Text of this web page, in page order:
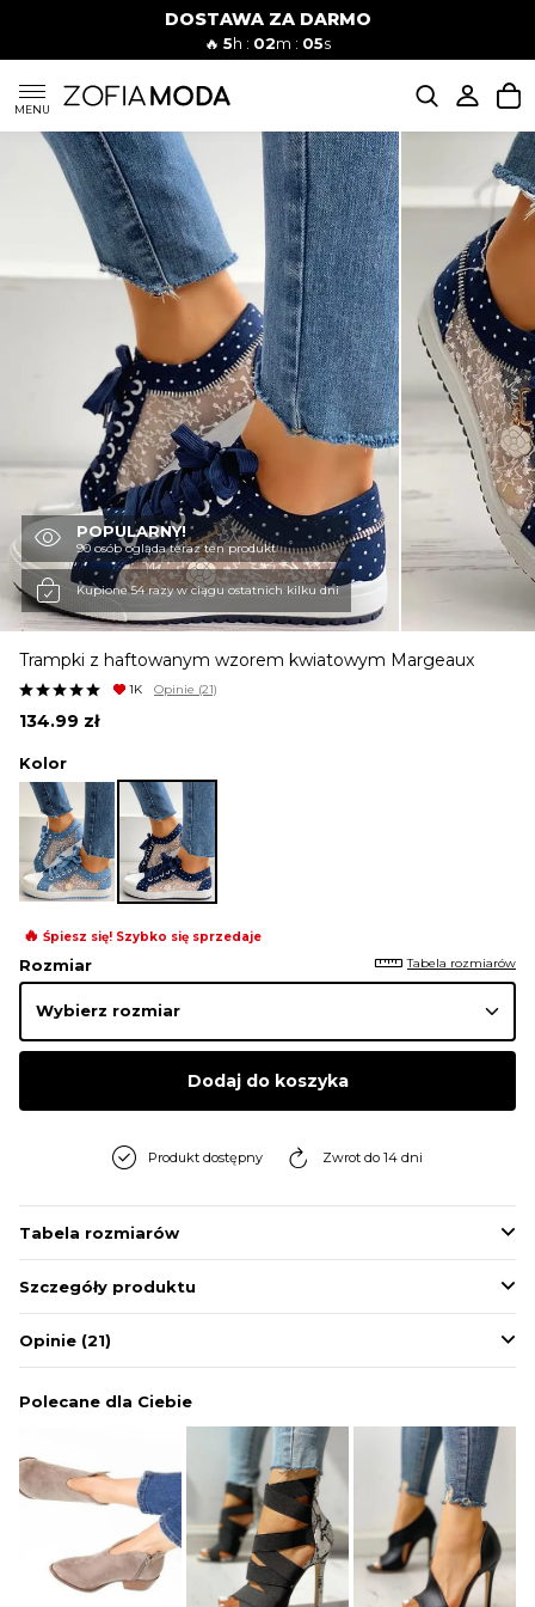
DOSTAWA ZA DARMO
🔥 5h : 02m : 04s
MENU
SUKIENKI
KOMPLETY
MODA PLAŻOWA
BLUZKI
KURTKI I PŁASZCZE
SPÓDNICE
SPODNIE
KOMBINEZONY
MARYNARKI
BIELIZNA
POPULARNY!
90 osób ogląda teraz ten produkt
Kupione 54 razy w ciągu ostatnich kilku dni
Trampki z haftowanym wzorem kwiatowym Margeaux
1K Opinie (21)
134.99 zł
Kolor
🔥 Śpiesz się! Szybko się sprzedaje
Rozmiar Tabela rozmiarów
Dodaj do koszyka
Produkt dostępny Zwrot do 14 dni
Tabela rozmiarów
Szczegóły produktu
Opinie (21)
Polecane dla Ciebie